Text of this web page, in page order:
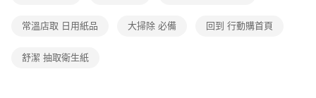
常溫店取 日用紙品 大掃除 必備 回到 行動購首頁
舒潔 抽取衛生紙